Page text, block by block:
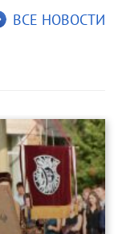
ВСЕ НОВОСТИ